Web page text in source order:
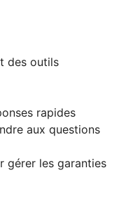
des outils
rapides
aux questions
gérer les garanties